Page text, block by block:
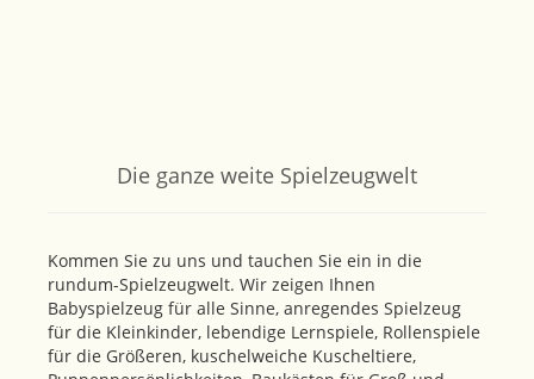
Die ganze weite Spielzeugwelt
Kommen Sie zu uns und tauchen Sie ein in die
rundum-Spielzeugwelt. Wir zeigen Ihnen
Babyspielzeug für alle Sinne, anregendes Spielzeug
für die Kleinkinder, lebendige Lernspiele, Rollenspiele
für die Größeren, kuschelweiche Kuscheltiere,